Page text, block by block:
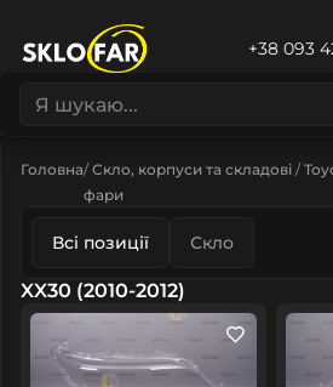
+38 093
Головна Скло, корпуси та складові
фари
Всі позиції Скло
XX30 (2010-2012)